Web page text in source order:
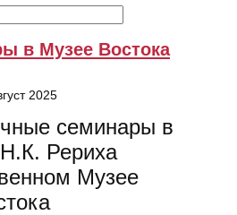
в Музее Востока
2025
семинары в
Рериха
Музее